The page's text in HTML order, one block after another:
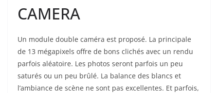
CAMERA
Un module double caméra est proposé. La principale
de 13 mégapixels offre de bons clichés avec un rendu
parfois aléatoire. Les photos seront parfois un peu
saturés ou un peu brûlé. La balance des blancs et
l’ambiance de scène ne sont pas excellentes. Et parfois,